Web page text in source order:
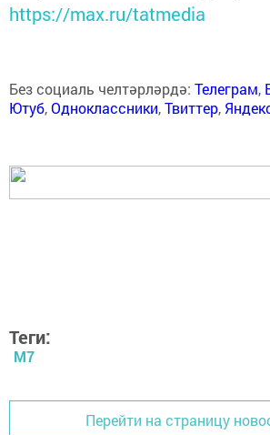
https://max.ru/tatmedia
Без социаль челтәрләрдә: Телеграм,
Ютуб,Одноклассники,Твиттер,
Теги:
М7
Перейти на страницу